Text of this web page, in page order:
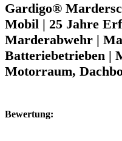
Gardigo®
Mobil | 25 Jahre
Marderabwehr |
Batteriebetrieben |
Motorraum,
Bewertung: